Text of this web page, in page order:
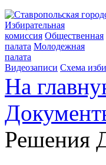
Избирательная
комиссия Общественная
палата Молодежная
палата
Видеозаписи Схема
На
Решения